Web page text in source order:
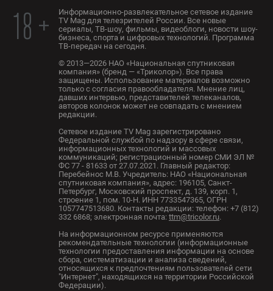
18 +
Информационно-развлекательное сетевое издание
TV Mag для телезрителей России. Все новые
сериалы, ТВ-шоу, фильмы, видеоблоги, новости шоу-
бизнеса, спорта и цифровых технологий. Программа
ТВ-передач на сегодня.
© 2013—2026 НАО «Национальная спутниковая
компания» (бренд — «Триколор»). Все права
защищены. Использование материалов возможно
только с согласия правообладателя. Мнение лиц,
давших интервью, представителей телеканалов,
авторов колонок может не совпадать с мнением
редакции.
Сетевое издание TV Mag зарегистрировано
Федеральной службой по надзору в сфере связи,
информационных технологий и массовых
коммуникаций; регистрационный номер СМИ ЭЛ №
ФС 77 - 81633 от 27.07.2021. Главный редактор:
Перебейнос М.В. Учредитель: НАО «Национальная
спутниковая компания», адрес: 196105, Санкт-
Петербург, Московский проспект, д. 139, корп. 1,
строение 1, пом. 10-Н. ИНН 7733547365, ОГРН
1057747513680. Контакты редакции: телефон: +7 (812)
332 6868; электронная почта: ttm@tricolor.ru.
На информационном ресурсе применяются
рекомендательные технологии (информационные
технологии предоставления информации на основе
сбора, систематизации и анализа сведений,
относящихся к предпочтениям пользователей сети
"Интернет", находящихся на территории Российской
Федерации).